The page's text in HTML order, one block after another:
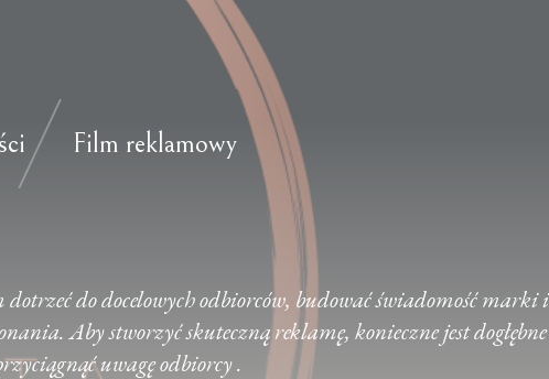
Film reklamowy
do docelowych odbiorców, budować świadomość marki i
Aby stworzyć skuteczną reklamę, konieczne jest dogłębne
uwagę odbiorcy .